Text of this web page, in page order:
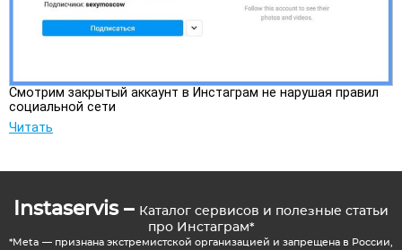
Смотрим закрытый аккаунт в Инстаграм не нарушая правил
социальной сети
Читать
Instaservis – Каталог сервисов и полезные статьи
про Инстаграм*
*Meta — признана экстремистской организацией и запрещена в России,